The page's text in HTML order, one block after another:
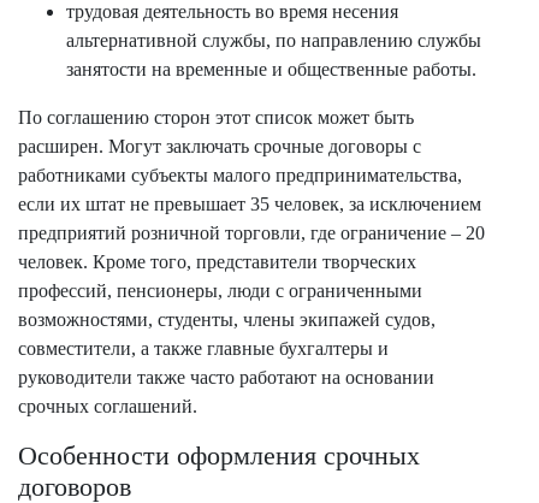
трудовая деятельность во время несения
альтернативной службы, по направлению службы
занятости на временные и общественные работы.
По соглашению сторон этот список может быть
расширен. Могут заключать срочные договоры с
работниками субъекты малого предпринимательства,
если их штат не превышает 35 человек, за исключением
предприятий розничной торговли, где ограничение – 20
человек. Кроме того, представители творческих
профессий, пенсионеры, люди с ограниченными
возможностями, студенты, члены экипажей судов,
совместители, а также главные бухгалтеры и
руководители также часто работают на основании
срочных соглашений.
Особенности оформления срочных
договоров